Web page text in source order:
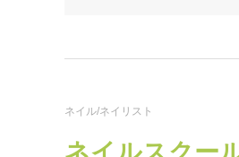
ネイル/ネイリスト